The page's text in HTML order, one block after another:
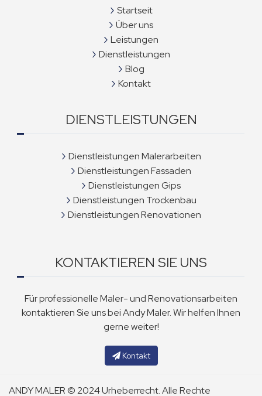
Startseit
Über uns
Leistungen
Dienstleistungen
Blog
Kontakt
DIENSTLEISTUNGEN
Dienstleistungen Malerarbeiten
Dienstleistungen Fassaden
Dienstleistungen Gips
Dienstleistungen Trockenbau
Dienstleistungen Renovationen
KONTAKTIEREN SIE UNS
Für professionelle Maler- und Renovationsarbeiten
kontaktieren Sie uns bei Andy Maler. Wir helfen Ihnen
gerne weiter!
Kontakt
ANDY MALER © 2024 Urheberrecht. Alle Rechte